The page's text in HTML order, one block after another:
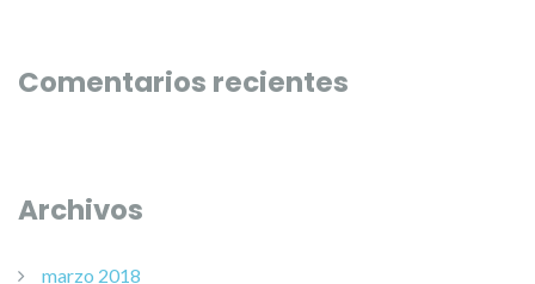
Comentarios recientes
Archivos
marzo 2018